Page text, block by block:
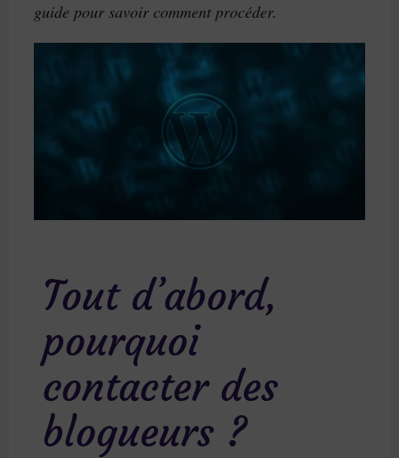
guide pour savoir comment procéder.
Tout d’abord,
pourquoi
contacter des
blogueurs ?